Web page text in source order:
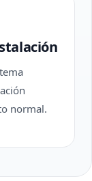
normal.